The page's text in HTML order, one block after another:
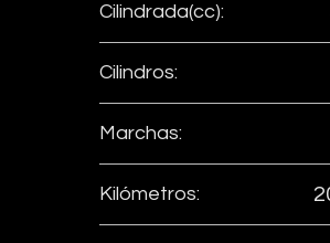
Cilindrada(cc):
Cilindros:
Marchas:
Kilómetros: